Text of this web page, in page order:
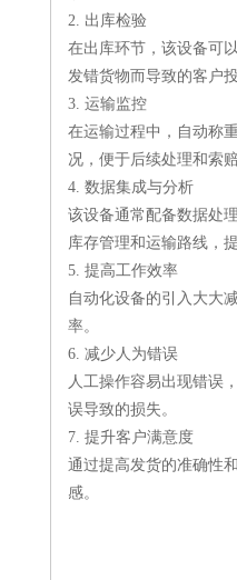
2. 出库检验
在出库环节，该设备可
发错货物而导致的客户
3. 运输监控
在运输过程中，自动称
况，便于后续处理和索
4. 数据集成与分析
该设备通常配备数据处
库存管理和运输路线，
5. 提高工作效率
自动化设备的引入大大
率。
6. 减少人为错误
人工操作容易出现错误
误导致的损失。
7. 提升客户满意度
通过提高发货的准确性
感。